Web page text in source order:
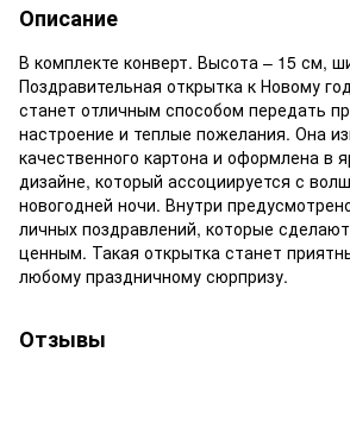
Описание
В комплекте конверт. Высота – 15 см,
Поздравительная открытка к Новому
станет отличным способом передать
настроение и теплые пожелания. Она
качественного картона и оформлена в
дизайне, который ассоциируется с
новогодней ночи. Внутри
личных поздравлений, которые
ценным. Такая открытка станет
любому праздничному сюрпризу.
Отзывы